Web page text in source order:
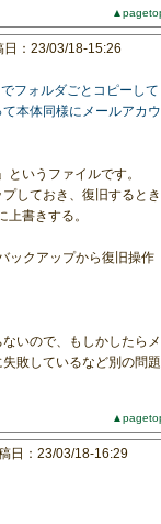
日：23/03/18-15:26
フォルダごとコピーして
本体同様にメールアカウ
いうファイルです。
しておき、復旧するとき
書きする。
ックアップから復旧操作
いので、もしかしたらメ
敗しているなど別の問題
日：23/03/18-16:29